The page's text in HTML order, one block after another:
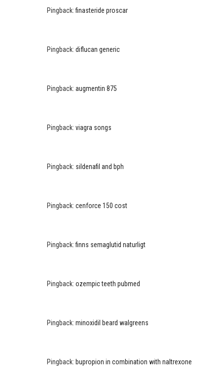
Pingback:finasteride proscar
Pingback: diflucan generic
Pingback: augmentin 875
Pingback: viagra songs
Pingback: sildenafil and bph
Pingback: cenforce 150 cost
Pingback:finns semaglutid naturligt
Pingback: ozempic teeth pubmed
Pingback: minoxidil beard walgreens
Pingback: bupropion in combination with naltrexone